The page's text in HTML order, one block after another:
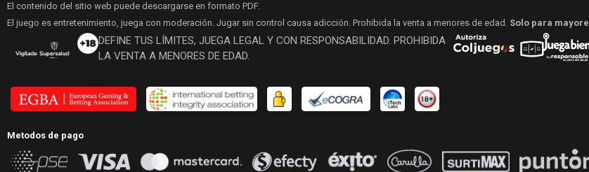
El contenido del sitio web puede descargarse en formato PDF.
El juego es entretenimiento, juega con moderación. Jugar sin control causa adicción. Prohibida la venta a menores de edad. Solo para
DEFINE TUS LÍMITES, JUEGA LEGAL Y CON RESPONSABILIDAD. PROHIBIDA
LA VENTA A MENORES DE EDAD.
Metodos de pago